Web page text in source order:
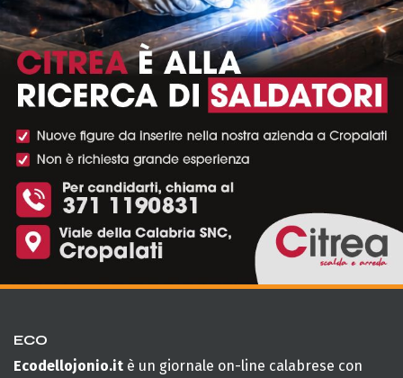
ECO
Ecodellojonio.it è un giornale on-line calabrese con